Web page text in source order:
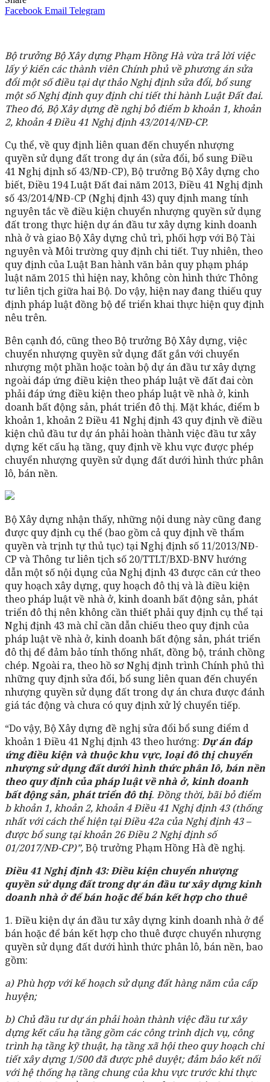
Facebook Email Telegram
Bộ trưởng Bộ Xây dựng Phạm Hồng Hà vừa trả lời việc
lấy ý kiến các thành viên Chính phủ về phương án sửa
đổi một số điều tại dự thảo Nghị định sửa đổi, bổ sung
một số Nghị định quy định chi tiết thi hành Luật Đất đai.
Theo đó, Bộ Xây dựng đề nghị bỏ điểm b khoản 1, khoản
2, khoản 4 Điều 41 Nghị định 43/2014/NĐ-CP.
Cụ thể, về quy định liên quan đến chuyển nhượng
quyền sử dụng đất trong dự án (sửa đổi, bổ sung Điều
41 Nghị định số 43/NĐ-CP), Bộ trưởng Bộ Xây dựng cho
biết, Điều 194 Luật Đất đai năm 2013, Điều 41 Nghị định
số 43/2014/NĐ-CP (Nghị định 43) quy định mang tính
nguyên tắc về điều kiện chuyển nhượng quyền sử dụng
đất trong thực hiện dự án đầu tư xây dựng kinh doanh
nhà ở và giao Bộ Xây dựng chủ trì, phối hợp với Bộ Tài
nguyên và Môi trường quy định chi tiết. Tuy nhiên, theo
quy định của Luật Ban hành văn bản quy phạm pháp
luật năm 2015 thì hiện nay, không còn hình thức Thông
tư liên tịch giữa hai Bộ. Do vậy, hiện nay đang thiếu quy
định pháp luật đồng bộ để triển khai thực hiện quy định
nêu trên.
Bên cạnh đó, cũng theo Bộ trưởng Bộ Xây dựng, việc
chuyển nhượng quyền sử dụng đất gắn với chuyển
nhượng một phần hoặc toàn bộ dự án đầu tư xây dựng
ngoài đáp ứng điều kiện theo pháp luật về đất đai còn
phải đáp ứng điều kiện theo pháp luật về nhà ở, kinh
doanh bất động sản, phát triển đô thị. Mặt khác, điểm b
khoản 1, khoản 2 Điều 41 Nghị định 43 quy định về điều
kiện chủ đầu tư dự án phải hoàn thành việc đầu tư xây
dựng kết cấu hạ tầng, quy định về khu vực được phép
chuyển nhượng quyền sử dụng đất dưới hình thức phân
lô, bán nền.
Bộ Xây dựng nhận thấy, những nội dung này cũng đang
được quy định cụ thể (bao gồm cả quy định về thẩm
quyền và trịnh tự thủ tục) tại Nghị định số 11/2013/NĐ-
CP và Thông tư liên tịch số 20/TTLT/BXD-BNV hướng
dẫn một số nội dụng của Nghị định 43 được căn cứ theo
quy hoạch xây dựng, quy hoạch đô thị và là điều kiện
theo pháp luật về nhà ở, kinh doanh bất động sản, phát
triển đô thị nên không cần thiết phải quy định cụ thể tại
Nghị định 43 mà chỉ cần dẫn chiếu theo quy định của
pháp luật về nhà ở, kinh doanh bất động sản, phát triển
đô thị để đảm bảo tính thống nhất, đồng bộ, tránh chồng
chép. Ngoài ra, theo hồ sơ Nghị định trình Chính phủ thì
những quy định sửa đổi, bổ sung liên quan đến chuyển
nhượng quyền sử dụng đất trong dự án chưa được đánh
giá tác động và chưa có quy định xử lý chuyển tiếp.
“Do vậy, Bộ Xây dựng đề nghị sửa đổi bổ sung điểm d
khoản 1 Điều 41 Nghị định 43 theo hướng: Dự án đáp
ứng điều kiện và thuộc khu vực, loại đô thị chuyển
nhượng sử dụng đất dưới hình thức phân lô, bán nền
theo quy định của pháp luật về nhà ở, kinh doanh
bất động sản, phát triển đô thị. Đồng thời, bãi bỏ điểm
b khoản 1, khoản 2, khoản 4 Điều 41 Nghị định 43 (thống
nhất với cách thể hiện tại Điều 42a của Nghị định 43 –
được bổ sung tại khoản 26 Điều 2 Nghị định số
01/2017/NĐ-CP)”,Bộ trưởng Phạm Hồng Hà đề nghị.
Điều 41 Nghị định 43: Điều kiện chuyển nhượng
quyền sử dụng đất trong dự án đầu tư xây dựng kinh
doanh nhà ở để bán hoặc để bán kết hợp cho thuê
1. Điều kiện dự án đầu tư xây dựng kinh doanh nhà ở để
bán hoặc để bán kết hợp cho thuê được chuyển nhượng
quyền sử dụng đất dưới hình thức phân lô, bán nền, bao
gồm:
a) Phù hợp với kế hoạch sử dụng đất hàng năm của cấp
huyện;
b) Chủ đầu tư dự án phải hoàn thành việc đầu tư xây
dựng kết cấu hạ tầng gồm các công trình dịch vụ, công
trình hạ tầng kỹ thuật, hạ tầng xã hội theo quy hoạch chi
tiết xây dựng 1/500 đã được phê duyệt; đảm bảo kết nối
với hệ thống hạ tầng chung của khu vực trước khi thực